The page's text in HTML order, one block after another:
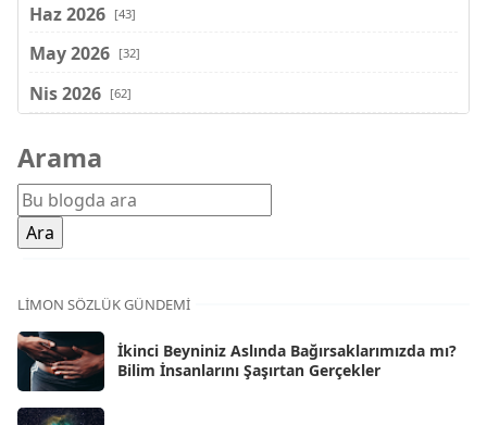
Haz 2026 [43]
May 2026 [32]
Nis 2026 [62]
Şub 2026
Oca 2026 [72]
Ara 2025
Kas 2025
Eki 2025
Eyl 2025 [56]
Ağu 2025
Arama
LIMON SÖZLÜK GÜNDEMI
İkinci Beyniniz Aslında Bağırsaklarımızda mı?
Bilim İnsanlarını Şaşırtan Gerçekler